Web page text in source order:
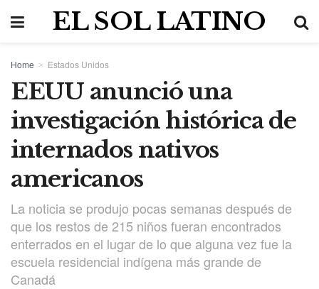
EL SOL LATINO
Home Estados Unidos
EEUU anunció una
investigación histórica de
internados nativos
americanos
La noticia se produjo pocas semanas después de
que los restos de 215 niños fueran encontrados
enterrados en el lugar de lo que alguna vez fue la
escuela residencial indígena más grande de
Canadá